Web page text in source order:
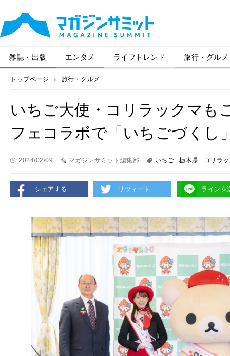
雑誌・出版 エンタメ ライフトレンド 旅行・グルメ
トップページ 旅行・グルメ
いちご大使・コリラックマも
フェコラボで「いちごづくし
2024/02/09 マガジンサミット編集部 いちご 栃木県 コリラ
シェアする リツィート ラインを